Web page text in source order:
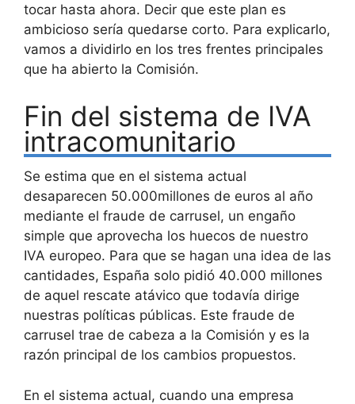
tocar hasta ahora. Decir que este plan es
ambicioso sería quedarse corto. Para explicarlo,
vamos a dividirlo en los tres frentes principales
que ha abierto la Comisión.
Fin del sistema de IVA
intracomunitario
Se estima que en el sistema actual
desaparecen 50.000millones de euros al año
mediante el fraude de carrusel, un engaño
simple que aprovecha los huecos de nuestro
IVA europeo. Para que se hagan una idea de las
cantidades, España solo pidió 40.000 millones
de aquel rescate atávico que todavía dirige
nuestras políticas públicas. Este fraude de
carrusel trae de cabeza a la Comisión y es la
razón principal de los cambios propuestos.
En el sistema actual, cuando una empresa